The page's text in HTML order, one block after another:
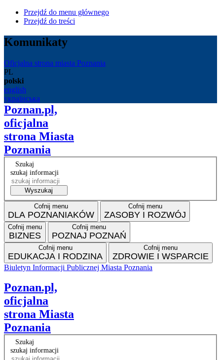
Przejdź do menu głównego
Przejdź do treści
Komunikaty
Oficjalna strona miasta Poznania
PL
polski
english
українська
Poznan.pl,
oficjalna
strona Miasta
Poznania
Szukaj
szukaj informacji
Wyszukaj
Cofnij menu
DLA POZNANIAKÓW
Cofnij menu
ZASOBY I ROZWÓJ
Cofnij menu
BIZNES
Cofnij menu
POZNAJ POZNAŃ
Cofnij menu
EDUKACJA I RODZINA
Cofnij menu
ZDROWIE I WSPARCIE
Biuletyn Informacji Publicznej Miasta Poznania
Poznan.pl,
oficjalna
strona Miasta
Poznania
Szukaj
szukaj informacji